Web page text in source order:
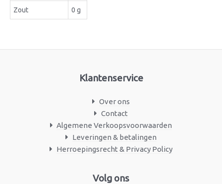
Zout 0 g
Klantenservice
Over ons
Contact
Algemene Verkoopsvoorwaarden
Leveringen & betalingen
Herroepingsrecht & Privacy Policy
Volg ons
Facebook